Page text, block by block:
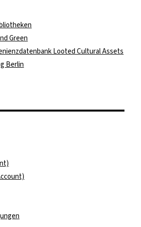
Green
Looted Cultural Assets
Berlin